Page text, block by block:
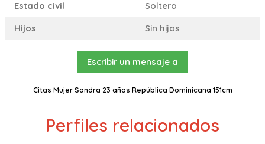
Estado civil
Soltero
Hijos
Sin hijos
Escribir un mensaje a
Citas Mujer Sandra 23 años República Dominicana 151cm
Perfiles relacionados